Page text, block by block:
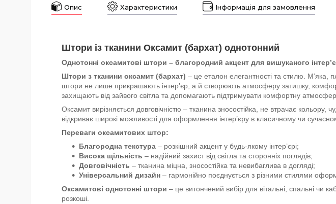
Опис Характеристики Інформація для замовлення
Штори із тканини Оксамит (бархат) однотонний
Однотонні оксамитові штори – благородний акцент для вишуканого
Штори з тканини оксамит (бархат) – це еталон елегантності та стилю. М’яка,
штори не лише прикрашають інтер’єр, а й створюють атмосферу затишку,
захищають від зайвого світла та допомагають підтримувати комфортну
Оксамит вирізняється довговічністю – тканина зносостійка, не втрачає кольору,
відкриває широкі можливості для оформлення інтер’єру в класичному чи
Переваги оксамитових штор:
Благородна текстура – розкішний акцент у будь-якому інтер’єрі;
Висока щільність – надійний захист від світла та сторонніх поглядів;
Довговічність – тканина міцна, зносостійка та невибаглива в догляді;
Універсальний дизайн – гармонійно поєднується з різними стилями
Оксамитові однотонні штори – це витончений вибір для вітальні, спальні чи
розкоші.